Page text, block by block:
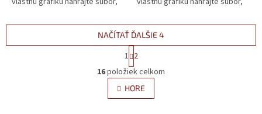
O
v
l
á
NAČÍTAŤ ĎALŠIE 4
t
r
á
n
k
1 2
16položiek celkom
HORE